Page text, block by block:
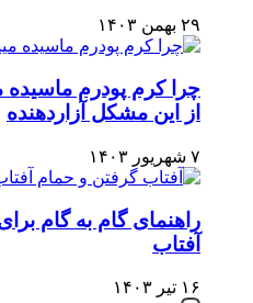
۲۹ بهمن ۱۴۰۳
چرا کرم پودرم
از این مشکل آزاردهنده
۷ شهریور ۱۴۰۳
راهنمای گام به گام
آفتاب
۱۶ تیر ۱۴۰۳